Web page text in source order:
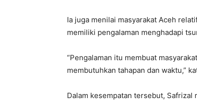
Ia juga menilai masyarakat Aceh
memiliki pengalaman menghadapi
“Pengalaman itu membuat
membutuhkan tahapan dan waktu,”
Dalam kesempatan tersebut,